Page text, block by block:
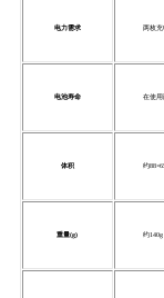
电力需求 两枚充
电池寿命 在使用
体积 约
重量(g) 约140g